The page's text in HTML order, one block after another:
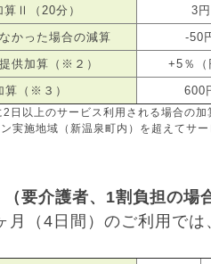
算Ⅱ（20分）
3円
かった場合の減算
-50
供加算（※２）
+5％（
算（※３）
600
以上のサービス利用される場合の加
実施地域（新温泉町内）を超えてサ
要介護者、1割負担の場
月（4日間）のご利用では